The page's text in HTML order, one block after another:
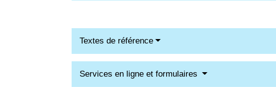
Textes de référence
Services en ligne et formulaires